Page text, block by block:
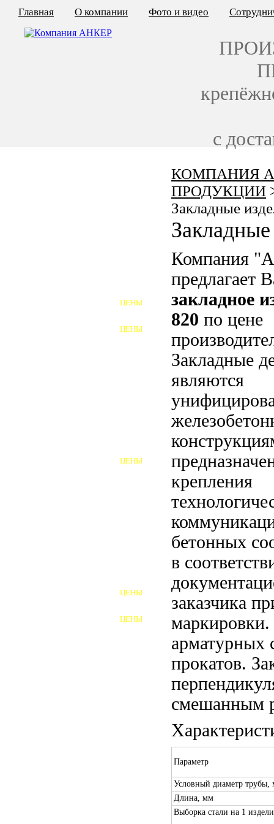
КОМПАНИЯ
ПРОДУКЦИИ
Закладные
Компания
предлагает
закладное
820 по цене
Закладные
являются
крепления
бетонных
в
заказчика
маркировки.
арматурных
прокатов.
смешанным
Параметр
Условный диаметр трубы,
Длина, мм
Выборка стали на 1
ЦЕНЫ
ЦЕНЫ
ШАЙБЫ ФУНДАМЕНТНЫЕ
ЦЕНЫ
ЦЕНЫ
ЦЕНЫ
Главная О компании Фото и видео
с